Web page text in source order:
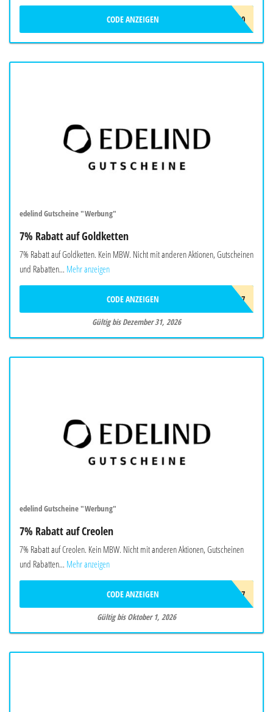
ADCELL10
CODE ANZEIGEN
edelind Gutscheine "Werbung"
7% Rabatt auf Goldketten
7% Rabatt auf Goldketten. Kein MBW. Nicht mit anderen Aktionen, Gutscheinen
und Rabatten... Mehr anzeigen
GOLD7
CODE ANZEIGEN
Gültig bis Dezember 31, 2026
edelind Gutscheine "Werbung"
7% Rabatt auf Creolen
7% Rabatt auf Creolen. Kein MBW. Nicht mit anderen Aktionen, Gutscheinen
und Rabatten... Mehr anzeigen
CREOLEN7
CODE ANZEIGEN
Gültig bis Oktober 1, 2026